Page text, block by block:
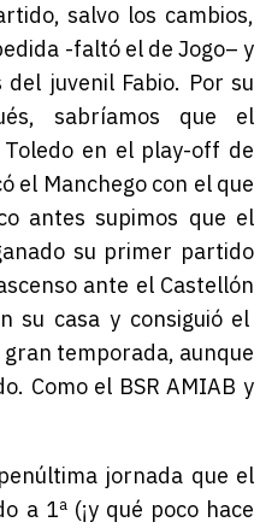
salvo los cambios,
-faltó el de Jogo– y
juvenil Fabio. Por su
sabríamos que el
en el play-off de
ó el Manchegocon el que
antes supimos que el
su primer partido
ante el Castellón
su casa y consiguió el
gran temporada, aunque
Como el BSR AMIAB y
jornada que el
a 1ª (¡y qué poco hace